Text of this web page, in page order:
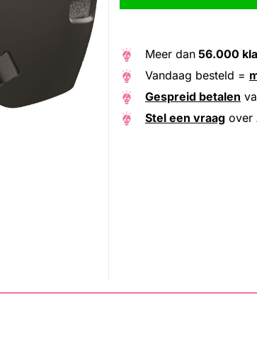
Meer dan 56.000
Vandaag besteld =
Gespreid betalen
Stel een vraag over